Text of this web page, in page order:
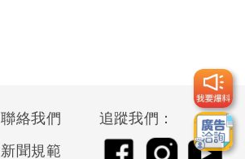
聯絡我們
新聞規範
追蹤我們：